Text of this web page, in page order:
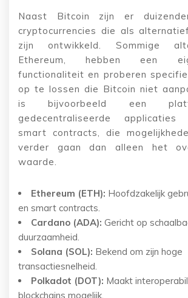
Naast Bitcoin zijn er
cryptocurrencies die als
zijn ontwikkeld. Sommige
Ethereum, hebben een
functionaliteit en proberen
op te lossen die Bitcoin niet
is bijvoorbeeld een
gedecentraliseerde
smart contracts, die
verder gaan dan alleen het
waarde.
Ethereum (ETH): Hoofdzakelijk
en smart contracts.
Cardano (ADA): Gericht op
duurzaamheid.
Solana (SOL): Bekend om zijn hoge
transactiesnelheid.
Polkadot (DOT): Maakt
blockchains mogelijk.